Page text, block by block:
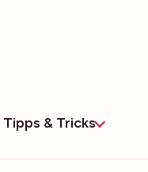
Tipps & Tricks